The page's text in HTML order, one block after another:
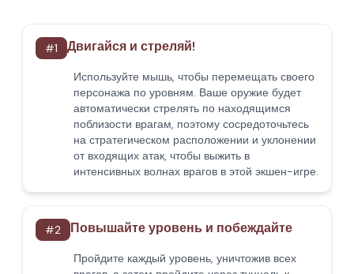
#1 Двигайся и стреляй!
Используйте мышь, чтобы перемещать своего
персонажа по уровням. Ваше оружие будет
автоматически стрелять по находящимся
поблизости врагам, поэтому сосредоточьтесь
на стратегическом расположении и уклонении
от входящих атак, чтобы выжить в
интенсивных волнах врагов в этой экшен-игре.
#2 Повышайте уровень и побеждайте
Пройдите каждый уровень, уничтожив всех